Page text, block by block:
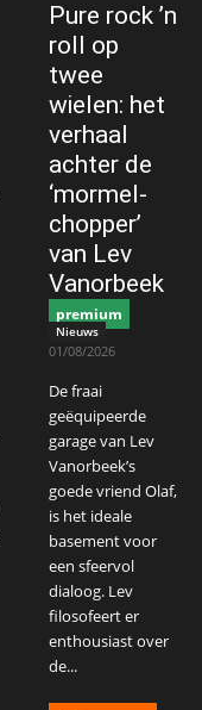
Pure rock ’n
roll op
twee
wielen: het
verhaal
achter de
‘mormel-
chopper’
van Lev
Vanorbeek
premium
Nieuws
01/08/2026
De fraai
geëquipeerde
garage van Lev
Vanorbeek’s
goede vriend Olaf,
is het ideale
basement voor
een sfeervol
dialoog. Lev
filosofeert er
enthousiast over
de...